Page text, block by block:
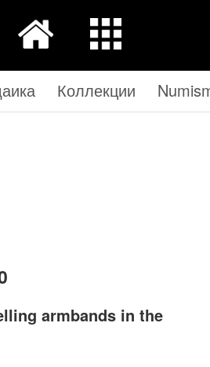
Коллекции
armbands in the